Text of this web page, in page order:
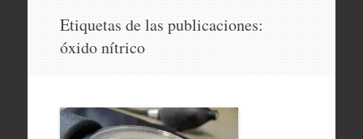
contenido
Etiquetas de las publicaciones:
óxido nítrico